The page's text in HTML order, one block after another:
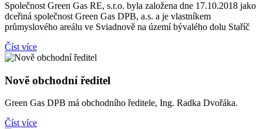
Společnost Green Gas RE, s.r.o. byla založena dne 17.10.2018 jako
dceřiná společnost Green Gas DPB, a.s. a je vlastníkem
průmyslového areálu ve Sviadnově na území bývalého dolu Staříč
Číst více
Nově obchodní ředitel
Green Gas DPB má obchodního ředitele, Ing. Radka Dvořáka.
Číst více